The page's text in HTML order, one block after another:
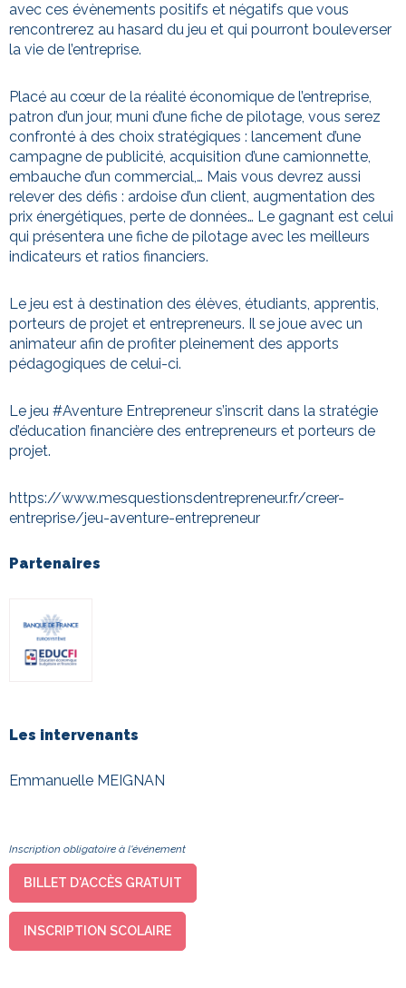
avec ces évènements positifs et négatifs que vous
rencontrerez au hasard du jeu et qui pourront bouleverser
la vie de l’entreprise.
Placé au cœur de la réalité économique de l’entreprise,
patron d’un jour, muni d’une fiche de pilotage, vous serez
confronté à des choix stratégiques : lancement d’une
campagne de publicité, acquisition d’une camionnette,
embauche d’un commercial,… Mais vous devrez aussi
relever des défis : ardoise d’un client, augmentation des
prix énergétiques, perte de données… Le gagnant est celui
qui présentera une fiche de pilotage avec les meilleurs
indicateurs et ratios financiers.
Le jeu est à destination des élèves, étudiants, apprentis,
porteurs de projet et entrepreneurs. Il se joue avec un
animateur afin de profiter pleinement des apports
pédagogiques de celui-ci.
Le jeu #Aventure Entrepreneur s’inscrit dans la stratégie
d’éducation financière des entrepreneurs et porteurs de
projet.
https://www.mesquestionsdentrepreneur.fr/creer-
entreprise/jeu-aventure-entrepreneur
Partenaires
Les intervenants
Emmanuelle MEIGNAN
Inscription obligatoire à l'événement
BILLET D'ACCÈS GRATUIT
INSCRIPTION SCOLAIRE